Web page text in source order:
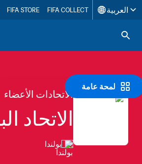
FIFA STORE FIFA COLLECT العربية
لمحة عامة
الاتحادات الأعضاء
الاتحاد
بولندا